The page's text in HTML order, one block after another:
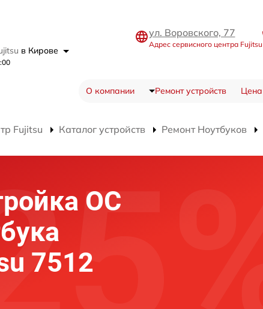
в Кирове
ул. Воровского, 77
Адрес сервисного центра Fujitsu
О компании Ремонт устройств
Fujitsu Каталог устройств Ремонт Ноутбуков
ОС
7512